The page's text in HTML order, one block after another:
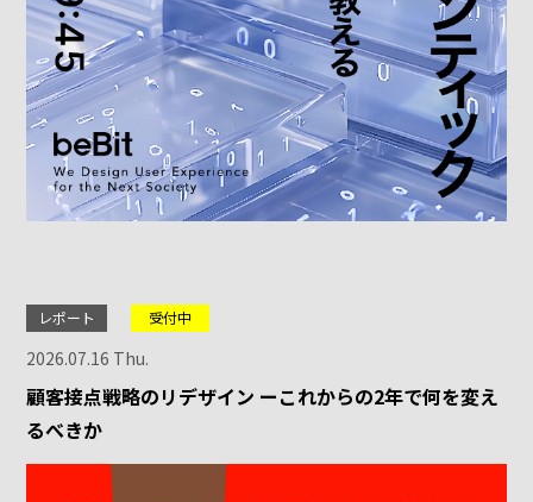
レポート 受付中
2026.07.16 Thu.
顧客接点戦略のリデザイン ーこれからの2年で何を変え
るべきか